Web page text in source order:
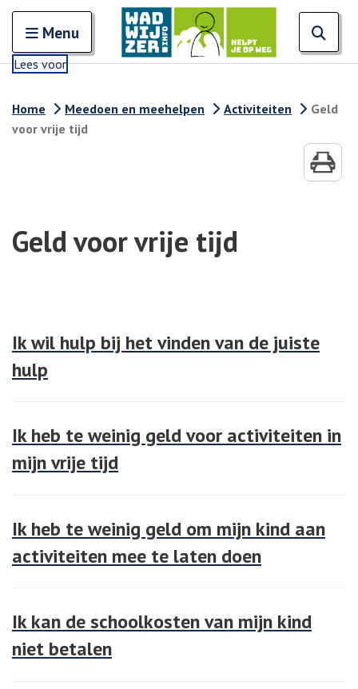
Open en sluit het
Menu
Lees voor
Home Meedoen en meehelpen Activiteiten
Geld
voor vrije tijd
Geld voor vrije tijd
Ik wil hulp bij het vinden van de juiste
hulp
Ik heb te weinig geld voor activiteiten in
mijn vrije tijd
Ik heb te weinig geld om mijn kind aan
activiteiten mee te laten doen
Ik kan de schoolkosten van mijn kind
niet betalen